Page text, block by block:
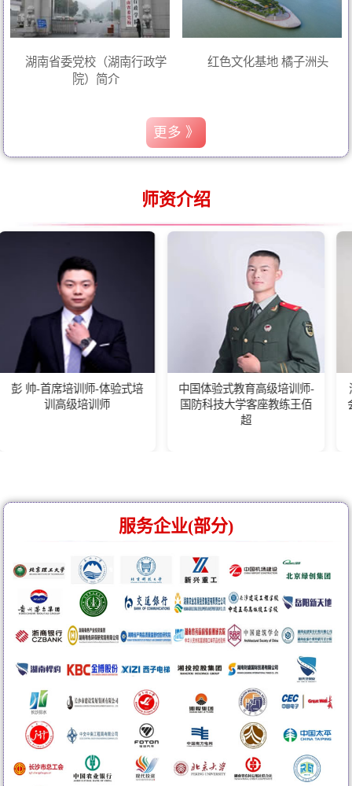
湖南省委党校（湖南行政学
院）简介
红色文化基地 橘子洲头
更多 》
师资介绍
培训师-体验式培
级培训师
中国体验式教育高级培训师-
国防科技大学客座教练王佰
湖南省社群
会长,晨曦教
服务企业(部分)